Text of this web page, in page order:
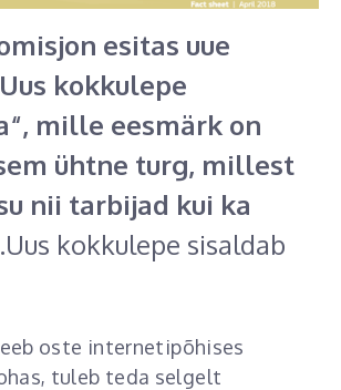
esitas uue
kokkulepe
mille eesmärk on
ühtne turg, millest
nii tarbijad kui ka
Uus kokkulepe sisaldab
oste internetipõhises
tuleb teda selgelt